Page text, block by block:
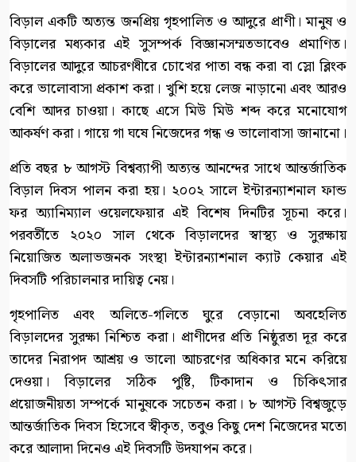
বিড়াল একটি অত্যন্ত জনপ্রিয় গৃহপালিত ও আদুরে প্রাণী। মানুষ ও
বিড়ালের মধ্যকার এই সুসম্পর্ক বিজ্ঞানসম্মতভাবেও প্রমাণিত।
বিড়ালের আদুরে আচরণধীরে চোখের পাতা বন্ধ করা বা স্লো ব্লিংক
করে ভালোবাসা প্রকাশ করা। খুশি হয়ে লেজ নাড়ানো এবং আরও
বেশি আদর চাওয়া। কাছে এসে মিউ মিউ শব্দ করে মনোযোগ
আকর্ষণ করা। গায়ে গা ঘষে নিজেদের গন্ধ ও ভালোবাসা জানানো।
প্রতি বছর ৮ আগস্ট বিশ্বব্যাপী অত্যন্ত আনন্দের সাথে আন্তর্জাতিক
বিড়াল দিবস পালন করা হয়। ২০০২ সালে ইন্টারন্যাশনাল ফান্ড
ফর অ্যানিম্যাল ওয়েলফেয়ার এই বিশেষ দিনটির সূচনা করে।
পরবর্তীতে ২০২০ সাল থেকে বিড়ালদের স্বাস্থ্য ও সুরক্ষায়
নিয়োজিত অলাভজনক সংস্থা ইন্টারন্যাশনাল ক্যাট কেয়ার এই
দিবসটি পরিচালনার দায়িত্ব নেয়।
গৃহপালিত এবং অলিতে-গলিতে ঘুরে বেড়ানো অবহেলিত
বিড়ালদের সুরক্ষা নিশ্চিত করা। প্রাণীদের প্রতি নিষ্ঠুরতা দূর করে
তাদের নিরাপদ আশ্রয় ও ভালো আচরণের অধিকার মনে করিয়ে
দেওয়া। বিড়ালের সঠিক পুষ্টি, টিকাদান ও চিকিৎসার
প্রয়োজনীয়তা সম্পর্কে মানুষকে সচেতন করা। ৮ আগস্ট বিশ্বজুড়ে
আন্তর্জাতিক দিবস হিসেবে স্বীকৃত, তবুও কিছু দেশ নিজেদের মতো
করে আলাদা দিনেও এই দিবসটি উদযাপন করে।